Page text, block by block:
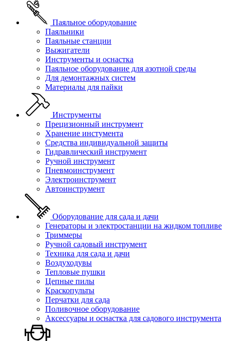
Паяльное оборудование
Паяльники
Паяльные станции
Выжигатели
Инструменты и оснастка
Паяльное оборудование для азотной среды
Для демонтажных систем
Материалы для пайки
Инструменты
Прецизионный инструмент
Хранение инстумента
Средства индивидуальной защиты
Гидравлический инструмент
Ручной инструмент
Пневмоинструмент
Электроинструмент
Автоинструмент
Оборудование для сада и дачи
Генераторы и электростанции на жидком топливе
Триммеры
Ручной садовый инструмент
Техника для сада и дачи
Воздуходувы
Тепловые пушки
Цепные пилы
Краскопульты
Перчатки для сада
Поливочное оборудование
Аксессуары и оснастка для садового инструмента